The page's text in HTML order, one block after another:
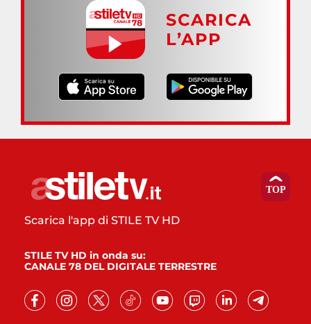
SCARICA
L’APP
Scarica l'app di STILE TV HD
STILE TV HD in onda su:
CANALE 78 DEL DIGITALE TERRESTRE